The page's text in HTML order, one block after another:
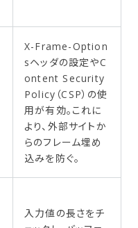
X-Frame-Option
sヘッダの設定やC
ontent Security
Policy（CSP）の使
用が有効。これに
より、外部サイトか
らのフレーム埋め
込みを防ぐ。
入力値の長さをチ